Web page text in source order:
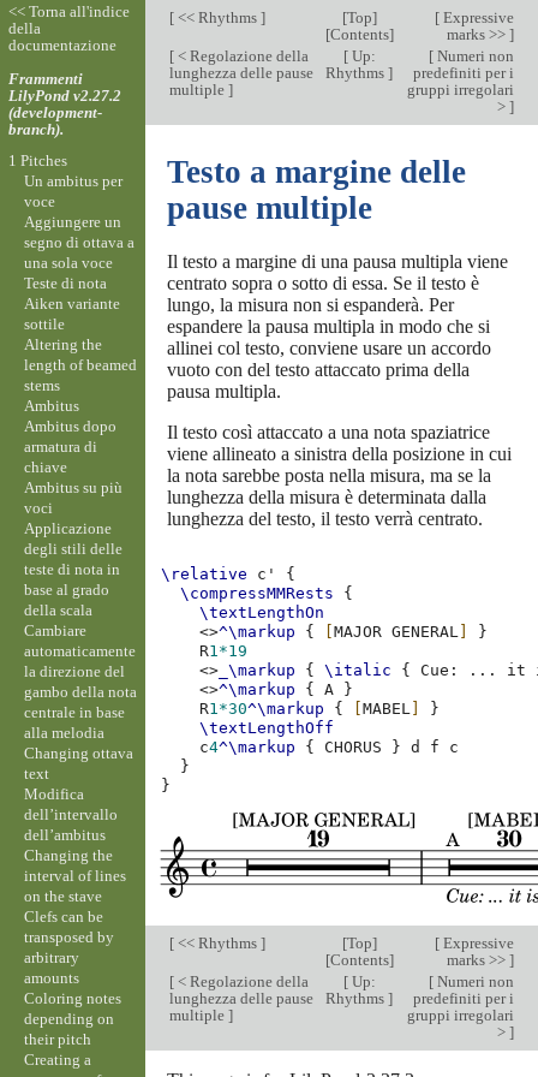
[<< Rhythms ] [Top]
[Contents]
[Expressive
marks >> ]
[< Regolazione della
lunghezza delle pause
multiple ]
[Up:
Rhythms]
[Numeri non
predefiniti per i
gruppi irregolari
> ]
Testo a margine delle
pause multiple
Il testo a margine di una pausa multipla viene
centrato sopra o sotto di essa. Se il testo è
lungo, la misura non si espanderà. Per
espandere la pausa multipla in modo che si
allinei col testo, conviene usare un accordo
vuoto con del testo attaccato prima della
pausa multipla.
Il testo così attaccato a una nota spaziatrice
viene allineato a sinistra della posizione in cui
la nota sarebbe posta nella misura, ma se la
lunghezza della misura è determinata dalla
lunghezza del testo, il testo verrà centrato.
\relative c'
{
\compressMMRests
{
\textLengthOn
<>^\markup { [MAJOR GENERAL
}
R1*19
<> _\markup { \italic { Cue : ... it
<>^\markup { A
}
R1*30^\markup { [MABEL
}
\textLengthOff
c4^\markup { CHORUS } d f
c
}
}
[<< Rhythms ] [Top]
[Contents]
[Expressive
marks >> ]
[< Regolazione della
lunghezza delle pause
multiple ]
[Up:
Rhythms]
[Numeri non
predefiniti per i
gruppi irregolari
> ]
<< Torna all'indice
della
documentazione
Frammenti
LilyPond v2.27.2
(development-
branch).
1 Pitches
Un ambitus per
voce
Aggiungere un
segno di ottava a
una sola voce
Teste di nota
Aiken variante
sottile
Altering the
length of beamed
stems
Ambitus
Ambitus dopo
armatura di
chiave
Ambitus su più
voci
Applicazione
degli stili delle
teste di nota in
base al grado
della scala
Cambiare
automaticamente
la direzione del
gambo della nota
centrale in base
alla melodia
Changing ottava
text
Modifica
dell’intervallo
dell’ambitus
Changing the
interval of lines
on the stave
Clefs can be
transposed by
arbitrary
amounts
Coloring notes
depending on
their pitch
Creating a